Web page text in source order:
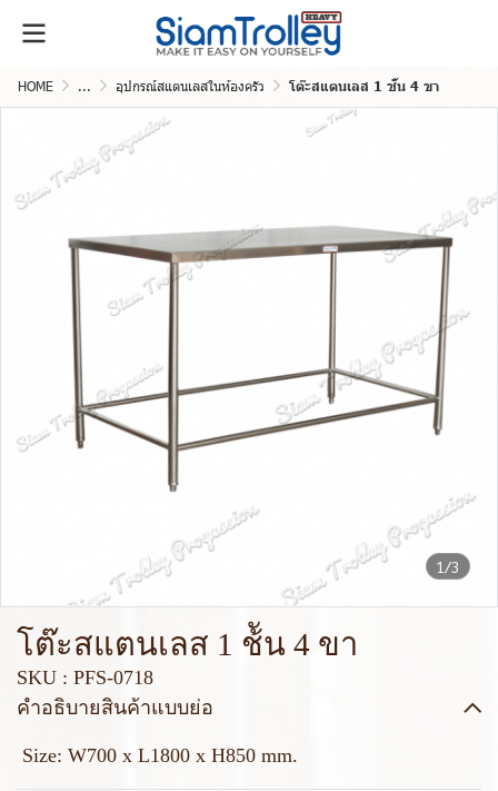
HOME ... อุปกรณ์สแตนเลสในห้องครัว โต๊ะสแตนเลส 1 ช้ัน 4 ขา
1/3
โต๊ะสแตนเลส 1 ช้ัน 4 ขา
SKU : PFS-0718
คำอธิบายสินค้าแบบย่อ
Size: W700 x L1800 x H850 mm.